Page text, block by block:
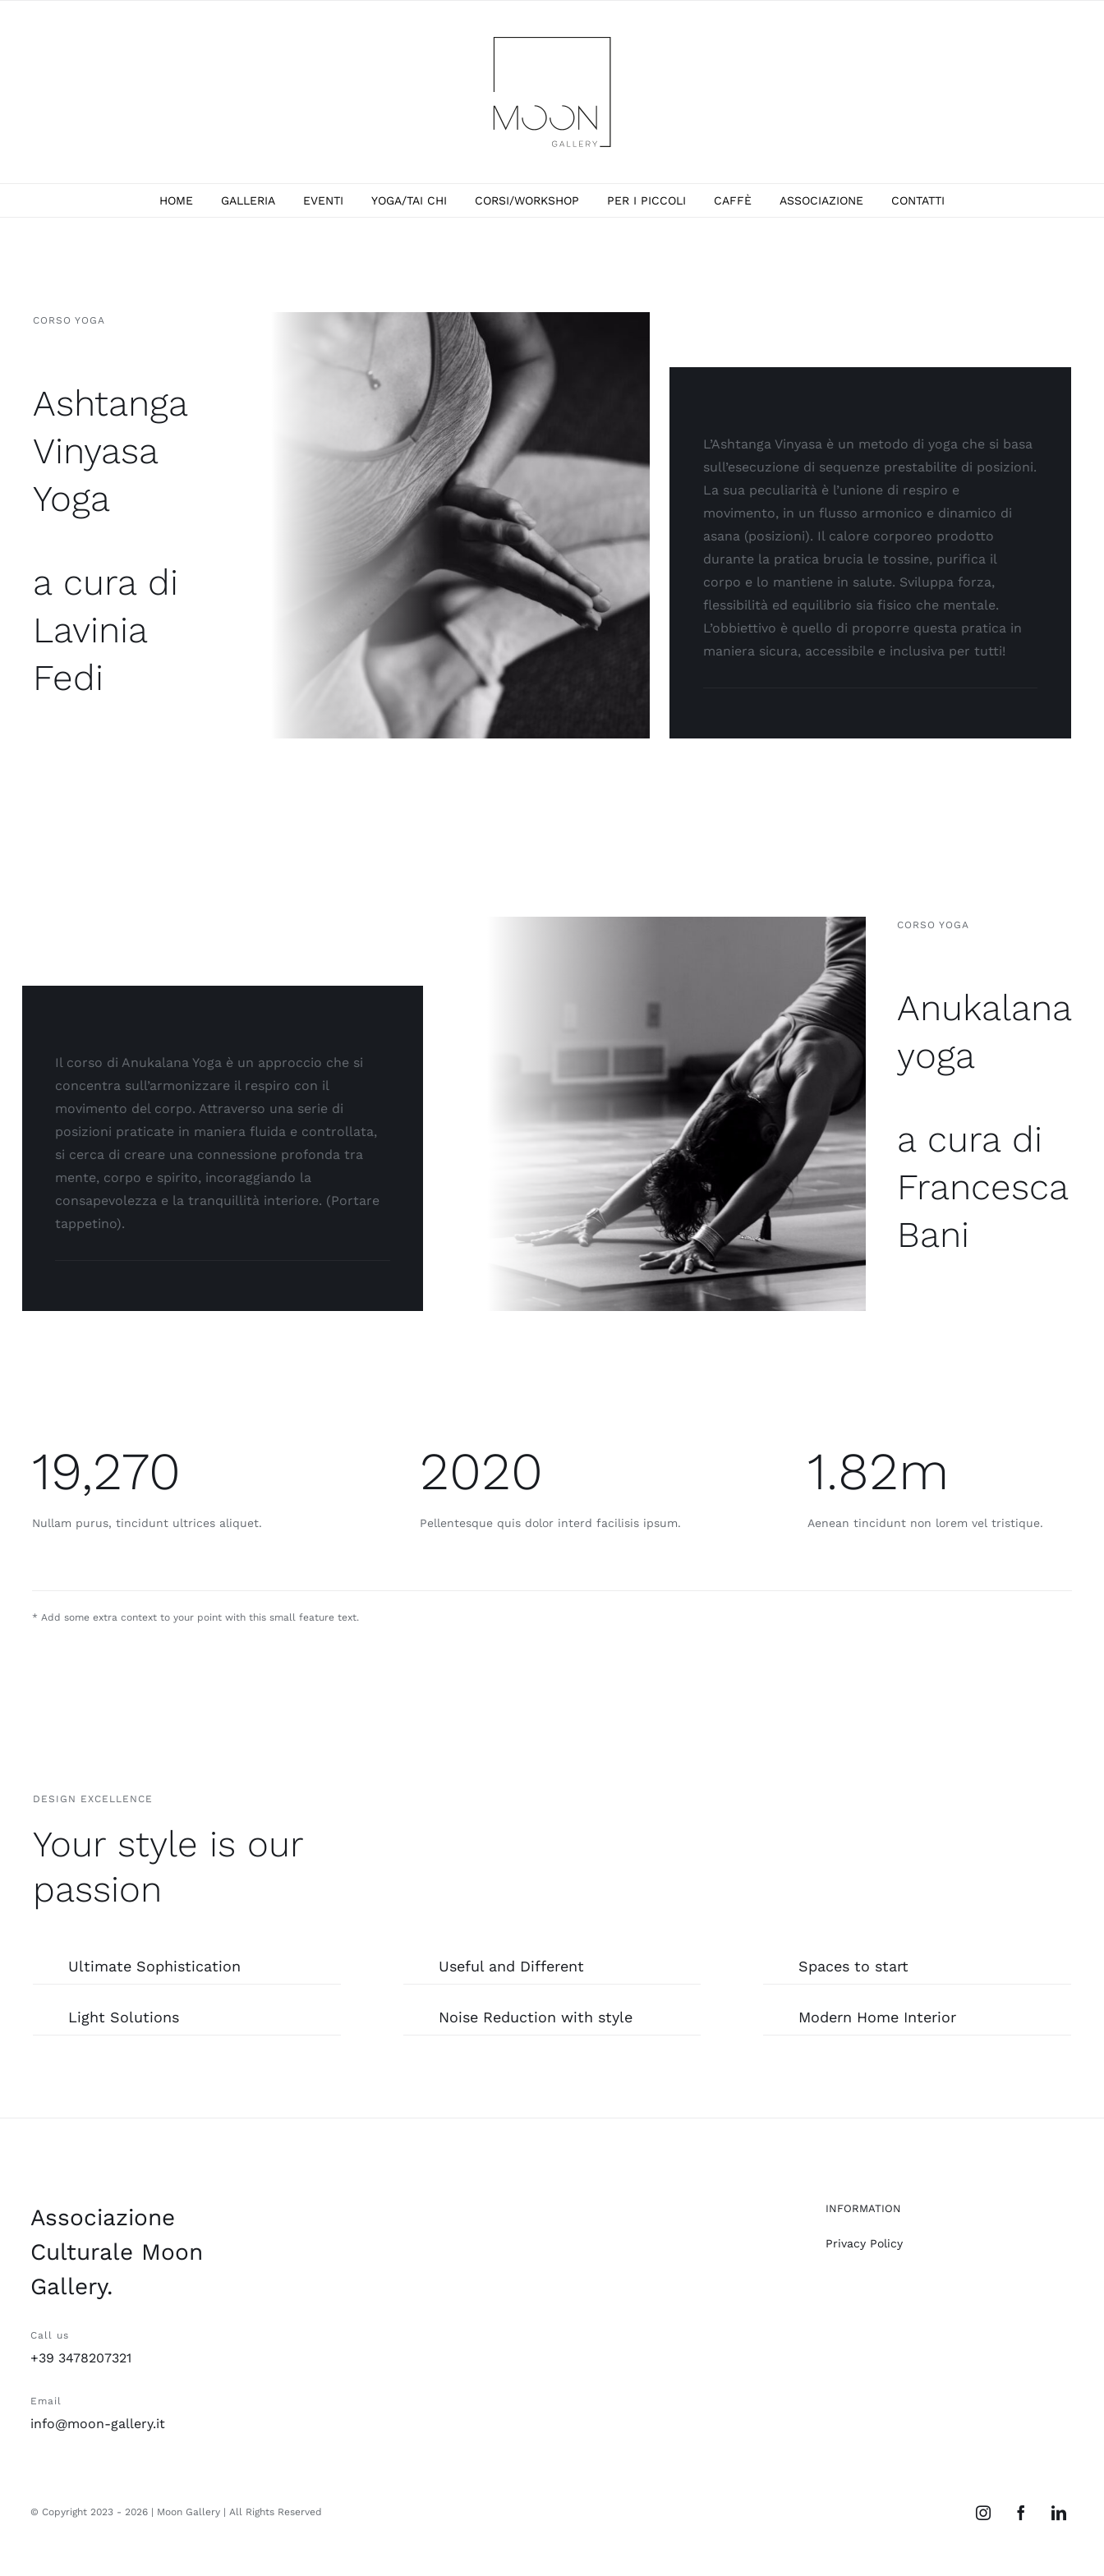
HOME GALLERIA EVENTI YOGA/TAI CHI CORSI/WORKSHOP PER I PICCOLI CAFFÈ ASSOCIAZIONE CONTATTI
CORSO YOGA
Ashtanga
Vinyasa
Yoga
a cura di
Lavinia
Fedi
L’Ashtanga Vinyasa è un metodo di yoga che si basa
sull’esecuzione di sequenze prestabilite di posizioni.
La sua peculiarità è l’unione di respiro e
movimento, in un flusso armonico e dinamico di
asana (posizioni). Il calore corporeo prodotto
durante la pratica brucia le tossine, purifica il
corpo e lo mantiene in salute. Sviluppa forza,
flessibilità ed equilibrio sia fisico che mentale.
L’obbiettivo è quello di proporre questa pratica in
maniera sicura, accessibile e inclusiva per tutti!
Il corso di Anukalana Yoga è un approccio che si
concentra sull’armonizzare il respiro con il
movimento del corpo. Attraverso una serie di
posizioni praticate in maniera fluida e controllata,
si cerca di creare una connessione profonda tra
mente, corpo e spirito, incoraggiando la
consapevolezza e la tranquillità interiore. (Portare
tappetino).
CORSO YOGA
Anukalana
yoga
a cura di
Francesca
Bani
19,270
Nullam purus, tincidunt ultrices aliquet.
2020
Pellentesque quis dolor interd facilisis ipsum.
1.82m
Aenean tincidunt non lorem vel tristique.
* Add some extra context to your point with this small feature text.
DESIGN EXCELLENCE
Your style is our
passion
Ultimate Sophistication Useful and Different Spaces to start
Light Solutions Noise Reduction with style Modern Home Interior
Associazione
Culturale Moon
Gallery.
Call us
+39 3478207321
Email
info@moon-gallery.it
INFORMATION
Privacy Policy
© Copyright 2023 - 2026 | Moon Gallery | All Rights Reserved InstagramFacebook